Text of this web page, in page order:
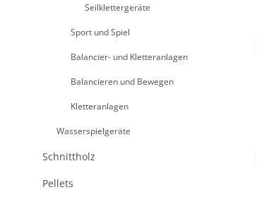
Seilklettergeräte
Sport und Spiel
Balancier- und Kletteranlagen
Balancieren und Bewegen
Kletteranlagen
Wasserspielgeräte
Schnittholz
Pellets